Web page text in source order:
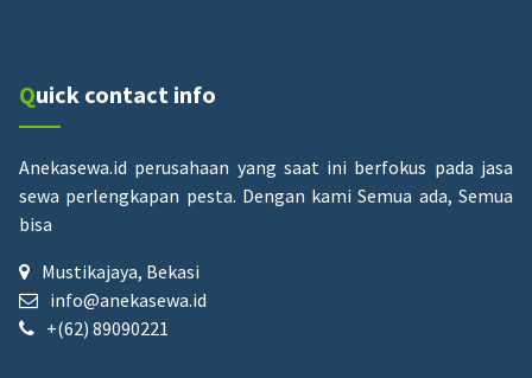
Quick contact info
Anekasewa.id perusahaan yang saat ini berfokus pada jasa
sewa perlengkapan pesta. Dengan kami Semua ada, Semua
bisa
Mustikajaya, Bekasi
info@anekasewa.id
+(62) 89090221